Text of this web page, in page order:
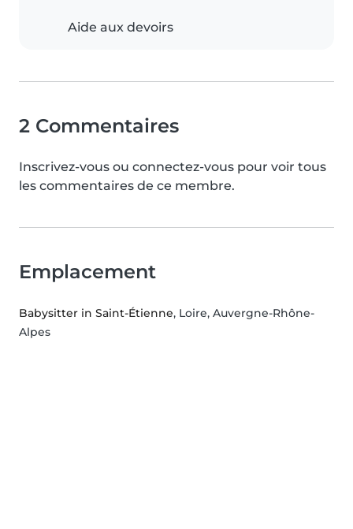
Aide aux devoirs
2 Commentaires
Inscrivez-vous ou connectez-vous pour voir tous
les commentaires de ce membre.
Emplacement
Babysitter in Saint-Étienne, Loire, Auvergne-Rhône-
Alpes